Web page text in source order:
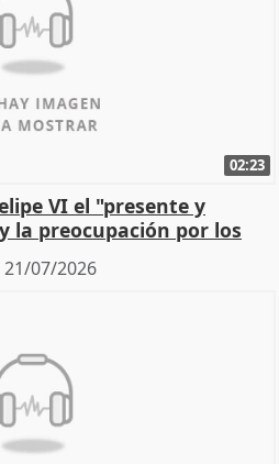
02:23
VI el "presente y
la preocupación por los
21/07/2026